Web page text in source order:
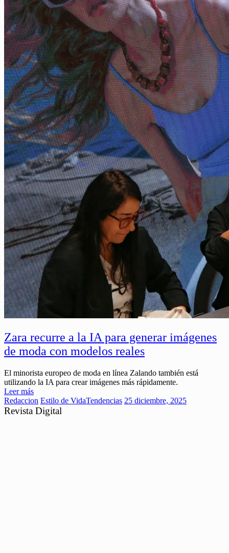
Zara recurre a la IA para generar imágenes
de moda con modelos reales
El minorista europeo de moda en línea Zalando también está
utilizando la IA para crear imágenes más rápidamente.
Leer más
Redaccion Estilo de VidaTendencias 25 diciembre, 2025
Revista Digital